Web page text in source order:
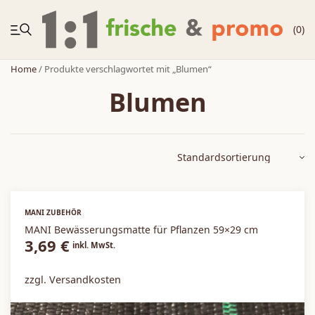
(0)
Home/ Produkte verschlagwortet mit „Blumen“
Blumen
MANI ZUBEHÖR
MANI Bewässerungsmatte für Pflanzen 59×29 cm
3,69 € inkl. MwSt.
zzgl. Versandkosten
Zweitplatzierung
Möbelregale